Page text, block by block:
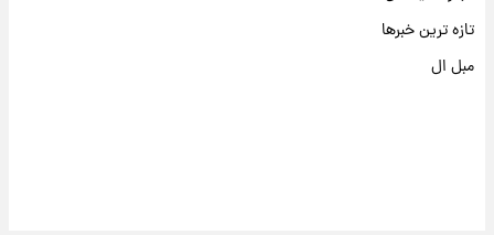
تازه ترین خبرها
مبل ال